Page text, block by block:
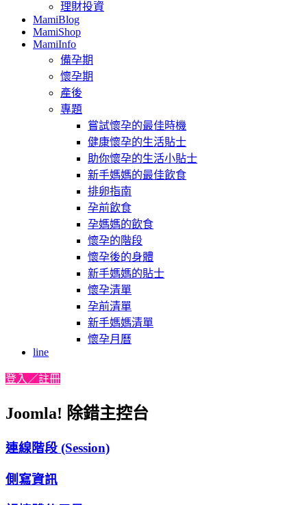
理財投資
MamiBlog
MamiShop
MamiInfo
備孕期
懷孕期
產後
專題
嘗試懷孕的最佳時機
健康懷孕的生活貼士
助你懷孕的生活小貼士
新手媽媽的最佳飲食
排卵指南
孕前飲食
孕媽媽的飲食
懷孕的階段
懷孕後的身體
新手媽媽的貼士
懷孕清單
孕前清單
新手媽媽清單
懷孕月曆
line
登入／註冊
Joomla! 除錯主控台
連線階段 (Session)
側寫資訊